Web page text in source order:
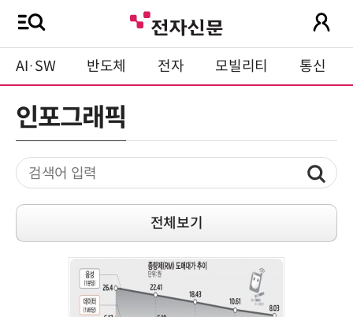
AI·SW 반도체 전자 모빌리티 통신
인포그래픽
전체보기